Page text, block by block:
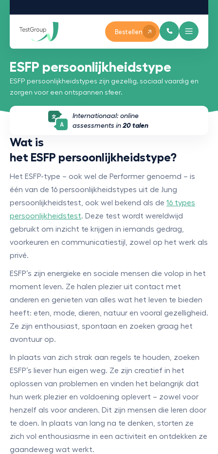
Bestellen
ESFP persoonlijkheidstype
ESFP persoonlijkheidstypes zijn gezellig, sociaal vaardig en
zorgen voor een ontspannen sfeer.
Internationaal: online
assessments in 20 talen
Wat is
het ESFP persoonlijkheidstype?
Het ESFP-type – ook wel de Performer genoemd – is
één van de 16 persoonlijkheidstypes uit de Jung
persoonlijkheidstest, ook wel bekend als de 16 types
persoonlijkheidstest. Deze test wordt wereldwijd
gebruikt om inzicht te krijgen in iemands gedrag,
voorkeuren en communicatiestijl, zowel op het werk als
privé.
ESFP’s zijn energieke en sociale mensen die volop in het
moment leven. Ze halen plezier uit contact met
anderen en genieten van alles wat het leven te bieden
heeft: eten, mode, dieren, natuur en vooral gezelligheid.
Ze zijn enthousiast, spontaan en zoeken graag het
avontuur op.
In plaats van zich strak aan regels te houden, zoeken
ESFP’s liever hun eigen weg. Ze zijn creatief in het
oplossen van problemen en vinden het belangrijk dat
hun werk plezier en voldoening oplevert – zowel voor
henzelf als voor anderen. Dit zijn mensen die leren door
te doen. In plaats van lang na te denken, storten ze
zich vol enthousiasme in een activiteit en ontdekken ze
gaandeweg wat werkt.